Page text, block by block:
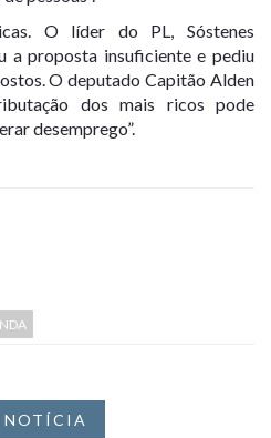
O líder do PL, Sóstenes
a proposta insuficiente e pediu
O deputado Capitão Alden
dos mais ricos pode
desemprego”.
NOTÍCIA